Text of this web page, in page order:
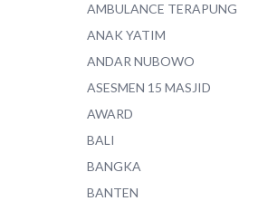
AMBULANCE TERAPUNG
ANAK YATIM
ANDAR NUBOWO
ASESMEN 15 MASJID
AWARD
BALI
BANGKA
BANTEN